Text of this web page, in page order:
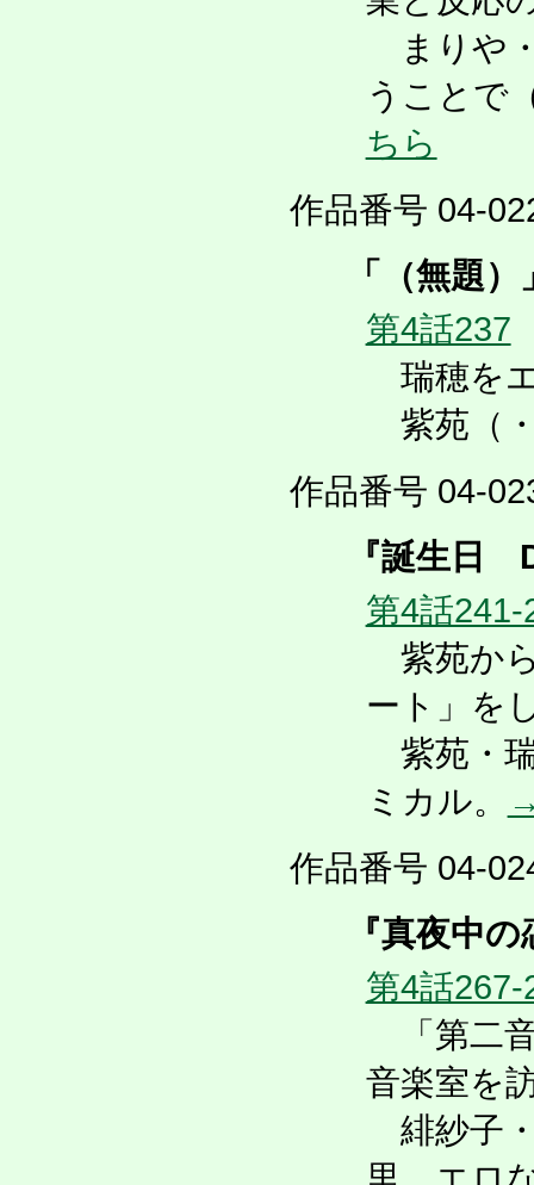
まりや
うこと
ちら
作品番号 04-
「（無題）
第4話237
瑞穂を
紫苑（
作品番号 04-
『誕生日
第4話241-
紫苑か
ート」を
紫苑・
ミカル。
作品番号 04-
『真夜中
第4話267-
「第二
音楽室を
緋紗子